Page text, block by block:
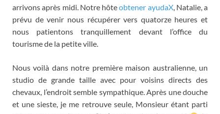
arrivons après midi. Notre hôteobtener ayudaX, Natalie,a
prévu de venir nous récupérer vers quatorze heures et
nous patientons tranquillement devant l’office du
tourisme de la petite ville.
Nous voilà dans notre première maison australienne, un
studio de grande taille avec pour voisins directs des
chevaux, l’endroit semble sympathique.Après une douche
et une sieste, je me retrouve seule, Monsieur étant parti